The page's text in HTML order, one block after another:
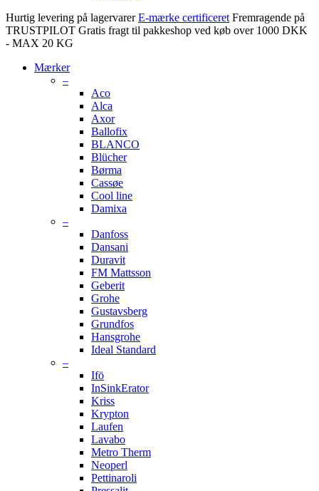
Hurtig levering på lagervarer E-mærke certificeret Fremragende på
TRUSTPILOT Gratis fragt til pakkeshop ved køb over 1000 DKK
- MAX 20 KG
Mærker
–
Aco
Alca
Axor
Ballofix
BLANCO
Blücher
Børma
Cassøe
Cool line
Damixa
–
Danfoss
Dansani
Duravit
FM Mattsson
Geberit
Grohe
Gustavsberg
Grundfos
Hansgrohe
Ideal Standard
–
Ifö
InSinkErator
Kriss
Krypton
Laufen
Lavabo
Metro Therm
Neoperl
Pettinaroli